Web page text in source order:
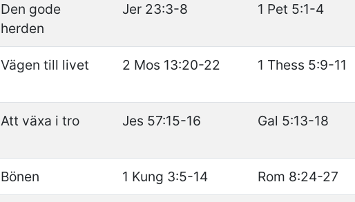
Den gode
herden
Jer 23:3-8 1 Pet 5:1-4
Vägen till livet 2 Mos 13:20-22 1 Thess 5:9-11
Att växa i tro Jes 57:15-16 Gal 5:13-18
Bönen 1 Kung 3:5-14 Rom 8:24-27